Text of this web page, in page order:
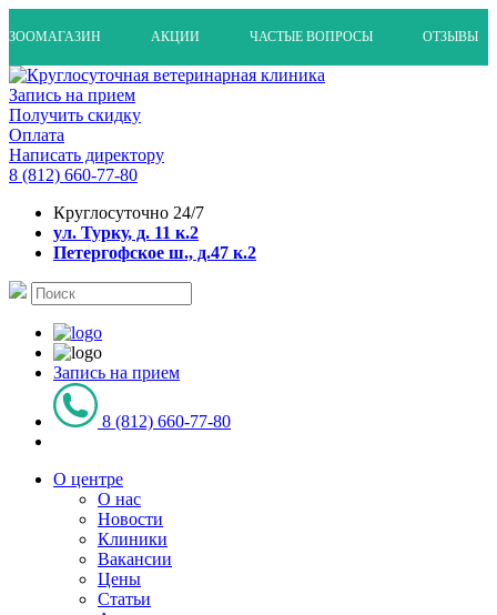
ЗООМАГАЗИН АКЦИИ ЧАСТЫЕ ВОПРОСЫ ОТЗЫВЫ
Запись на прием
Получить скидку
Оплата
Написать директору
8 (812) 660-77-80
Круглосуточно 24/7
ул. Турку, д. 11 к.2
Петергофское ш., д.47 к.2
Запись на прием
8 (812) 660-77-80
О центре
О нас
Новости
Клиники
Вакансии
Цены
Статьи